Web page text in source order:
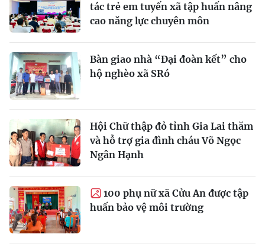
tác trẻ em tuyến xã tập huấn nâng
cao năng lực chuyên môn
Bàn giao nhà “Đại đoàn kết” cho
hộ nghèo xã SRó
Hội Chữ thập đỏ tỉnh Gia Lai thăm
và hỗ trợ gia đình cháu Võ Ngọc
Ngân Hạnh
100 phụ nữ xã Cửu An được tập
huấn bảo vệ môi trường